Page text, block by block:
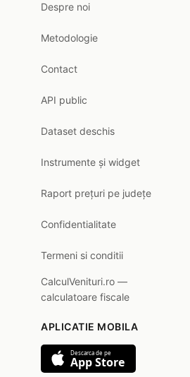
Despre noi
Metodologie
Contact
API public
Dataset deschis
Instrumente și widget
Raport prețuri pe județe
Confidentialitate
Termeni si conditii
CalculVenituri.ro —
calculatoare fiscale
APLICATIE MOBILA
Descarca de pe
App Store